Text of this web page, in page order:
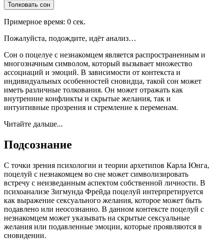
Толковать сон
Примерное время: 0 сек.
Пожалуйста, подождите, идёт анализ…
Сон о поцелуе с незнакомцем является распространенным и
многозначным символом, который вызывает множество
ассоциаций и эмоций. В зависимости от контекста и
индивидуальных особенностей сновидца, такой сон может
иметь различные толкования. Он может отражать как
внутренние конфликты и скрытые желания, так и
интуитивные прозрения и стремление к переменам.
Читайте дальше...
Подсознание
С точки зрения психологии и теории архетипов Карла Юнга,
поцелуй с незнакомцем во сне может символизировать
встречу с неизведанным аспектом собственной личности. В
психоанализе Зигмунда Фрейда поцелуй интерпретируется
как выражение сексуального желания, которое может быть
подавлено или неосознанно. В данном контексте поцелуй с
незнакомцем может указывать на скрытые сексуальные
желания или подавленные эмоции, которые проявляются в
сновидении.